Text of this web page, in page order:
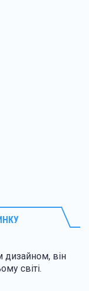
дизайном, він
світі.